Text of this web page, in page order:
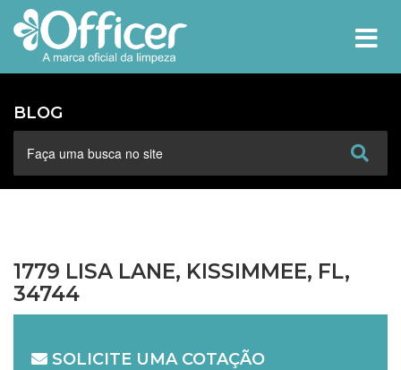
BLOG
1779 LISA LANE, KISSIMMEE, FL,
34744
SOLICITE UMA COTAÇÃO